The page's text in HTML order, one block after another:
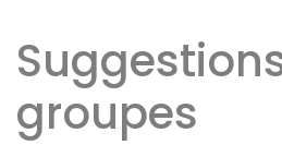
groupes